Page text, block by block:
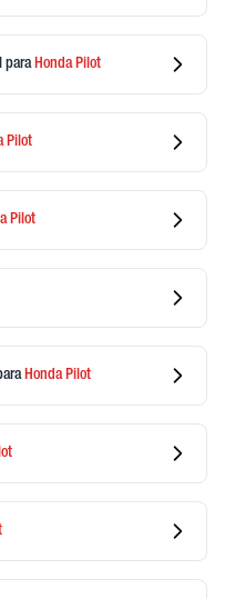
para HondaPilot
Pilot
Pilot
HondaPilot